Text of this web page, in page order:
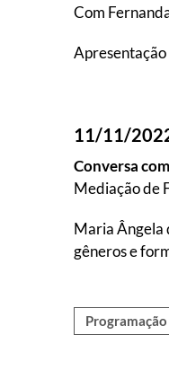
Com
Apresentação
11/11/
Conversa
Mediação de
Maria Ângela
gêneros e